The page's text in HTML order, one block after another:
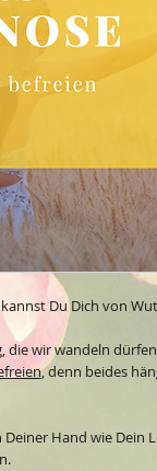
Du Dich von
wir wandeln
, denn beides
Hand wie Dein